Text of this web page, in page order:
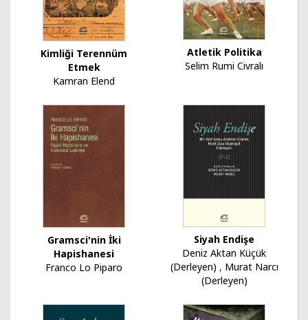
Kimliği Terennüm
Etmek
Kamran Elend
Atletik Politika
Selim Rumi Civralı
Gramsci'nin İki
Hapishanesi
Franco Lo Piparo
Siyah Endişe
Deniz Aktan Küçük
(Derleyen) , Murat Narcı
(Derleyen)